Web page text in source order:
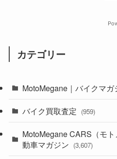
カテゴリー
MotoMegane｜バイクマガ
(44)
(1,243)
バイク買取査定 (959)
MotoMegane CARS（モ
動車マガジン (3,607)